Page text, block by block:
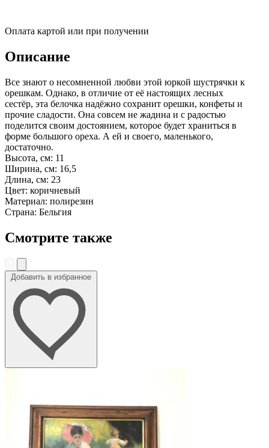
Оплата картой или при получении
Описание
Все знают о несомненной любви этой юркой шустрячки к
орешкам. Однако, в отличие от её настоящих лесных
сестёр, эта белочка надёжно сохранит орешки, конфеты и
прочие сладости. Она совсем не жадина и с радостью
поделится своим достоянием, которое будет храниться в
форме большого ореха. А ей и своего, маленького,
достаточно.
Высота, см: 11
Ширина, см: 16,5
Длина, см: 23
Цвет: коричневый
Материал: полирезин
Страна: Бельгия
Смотрите также
Добавить в избранное